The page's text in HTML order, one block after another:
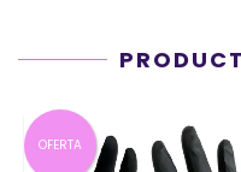
OFERTA